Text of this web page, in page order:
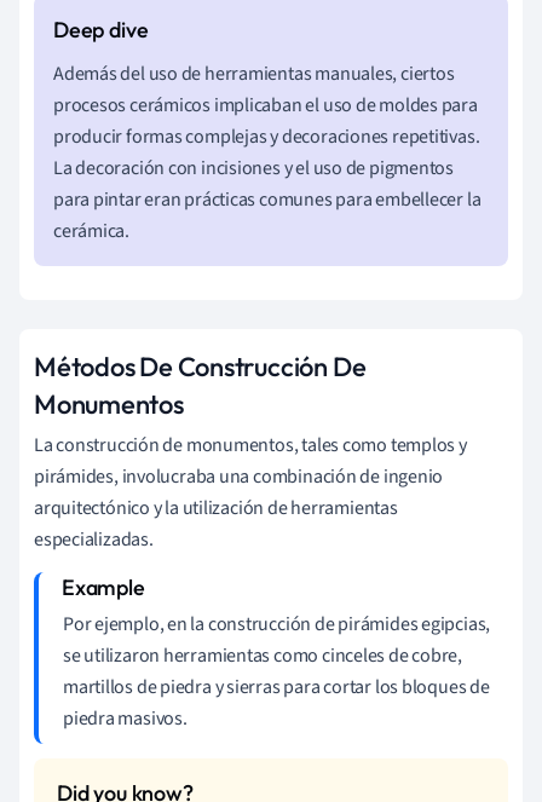
Además del uso de herramientas manuales, ciertos
procesos cerámicos implicaban el uso de moldes para
producir formas complejas y decoraciones repetitivas.
La decoración con incisiones y el uso de pigmentos
para pintar eran prácticas comunes para embellecer la
cerámica.
Métodos De Construcción De
Monumentos
La construcción de monumentos, tales como templos y
pirámides, involucraba una combinación de ingenio
arquitectónico y la utilización de herramientas
especializadas.
Por ejemplo, en la construcción de pirámides egipcias,
se utilizaron herramientas como cinceles de cobre,
martillos de piedra y sierras para cortar los bloques de
piedra masivos.